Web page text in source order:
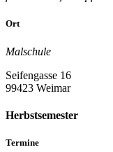
Ort
Malschule
Seifengasse 16
99423 Weimar
Herbstsemester
Termine